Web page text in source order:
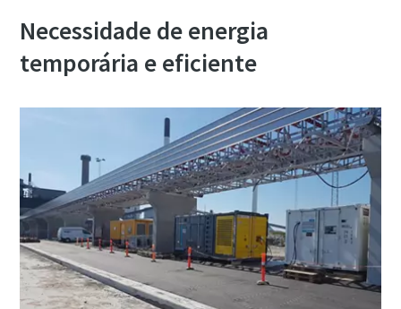
Necessidade de energia
temporária e eficiente